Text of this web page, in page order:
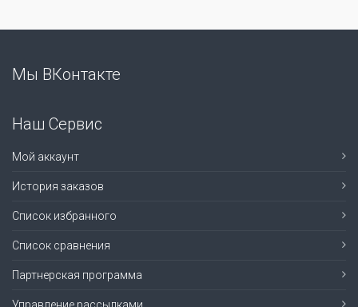
Мы ВКонтакте
Наш Сервис
Мой аккаунт
История заказов
Список избранного
Список сравнения
Партнерская программа